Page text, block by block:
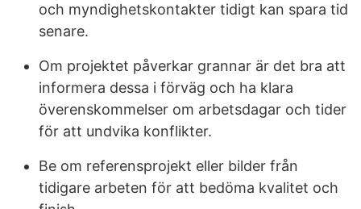
och myndighetskontakter tidigt kan spara tid
senare.
Om projektet påverkar grannar är det bra att
informera dessa i förväg och ha klara
överenskommelser om arbetsdagar och tider
för att undvika konflikter.
Be om referensprojekt eller bilder från
tidigare arbeten för att bedöma kvalitet och